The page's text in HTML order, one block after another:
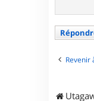
Revenir